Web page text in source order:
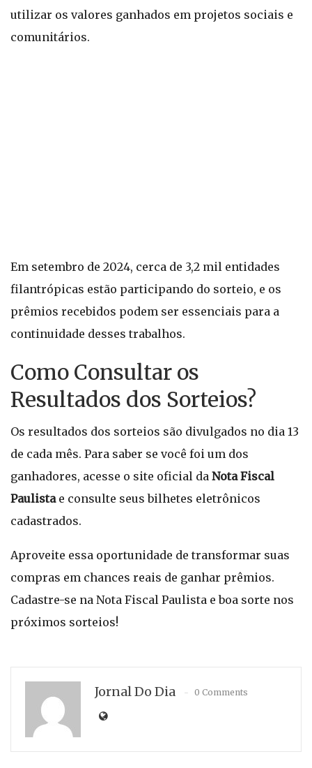
utilizar os valores ganhados em projetos sociais e
comunitários.
Em setembro de 2024, cerca de 3,2 mil entidades
filantrópicas estão participando do sorteio, e os
prêmios recebidos podem ser essenciais para a
continuidade desses trabalhos.
Como Consultar os
Resultados dos Sorteios?
Os resultados dos sorteios são divulgados no dia 13
de cada mês. Para saber se você foi um dos
ganhadores, acesse o site oficial da Nota Fiscal
Paulistae consulte seus bilhetes eletrônicos
cadastrados.
Aproveite essa oportunidade de transformar suas
compras em chances reais de ganhar prêmios.
Cadastre-se na Nota Fiscal Paulista e boa sorte nos
próximos sorteios!
Jornal Do Dia 0 Comments